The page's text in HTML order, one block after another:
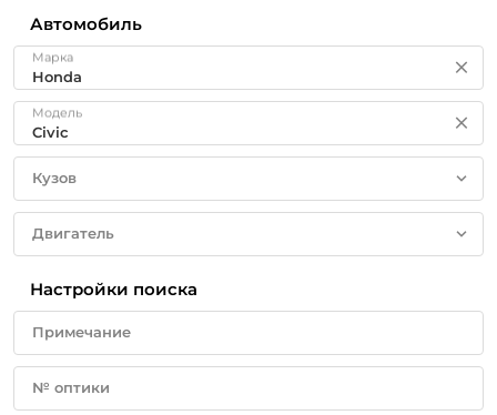
Автомобиль
Марка
Модель
Кузов
Двигатель
Настройки поиска
Примечание
№ оптики